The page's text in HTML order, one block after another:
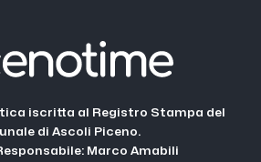
iscritta al Registro Stampa del
di Ascoli Piceno.
Marco Amabili